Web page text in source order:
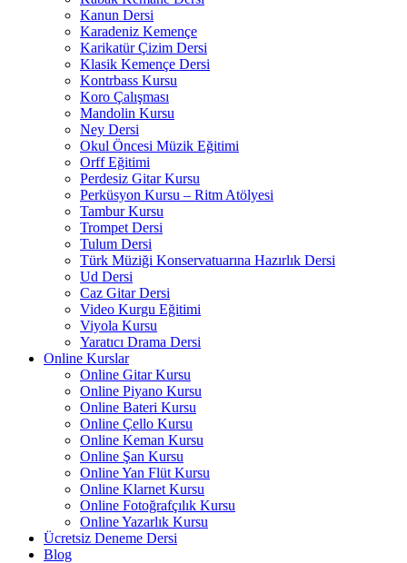
Kanun Dersi
Karadeniz Kemençe
Karikatür Çizim Dersi
Klasik Kemençe Dersi
Kontrbass Kursu
Koro Çalışması
Mandolin Kursu
Ney Dersi
Okul Öncesi Müzik Eğitimi
Orff Eğitimi
Perdesiz Gitar Kursu
Perküsyon Kursu – Ritm Atölyesi
Tambur Kursu
Trompet Dersi
Tulum Dersi
Türk Müziği Konservatuarına Hazırlık Dersi
Ud Dersi
Caz Gitar Dersi
Video Kurgu Eğitimi
Viyola Kursu
Yaratıcı Drama Dersi
Online Kurslar
Online Gitar Kursu
Online Piyano Kursu
Online Bateri Kursu
Online Çello Kursu
Online Keman Kursu
Online Şan Kursu
Online Yan Flüt Kursu
Online Klarnet Kursu
Online Fotoğrafçılık Kursu
Online Yazarlık Kursu
Ücretsiz Deneme Dersi
Blog